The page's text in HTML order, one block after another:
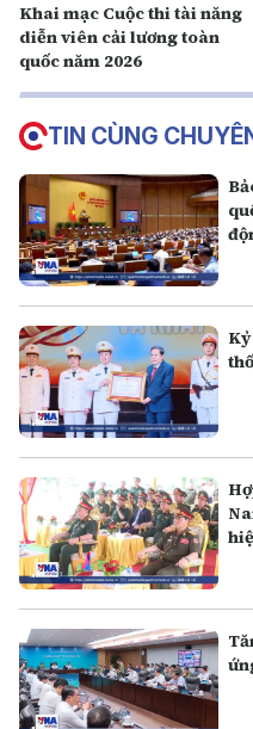
Khai mạc Cuộc thi tài năng
diễn viên cải lương toàn
quốc năm 2026
TIN CÙNG